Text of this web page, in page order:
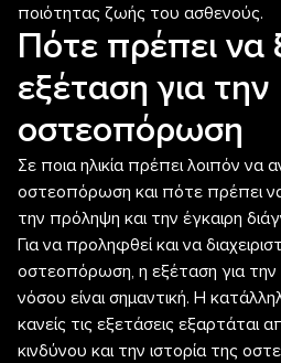
ποιότητας ζωής του ασθενούς.
Πότε πρέπει να
εξέταση για την
οστεοπόρωση
Σε ποια ηλικία πρέπει λοιπόν να
οστεοπόρωση και πότε πρέπει
την πρόληψη και την έγκαιρη
Για να προληφθεί και να
οστεοπόρωση, η εξέταση για
νόσου είναι σημαντική. Η
κανείς τις εξετάσεις
κινδύνου και την ιστορία της